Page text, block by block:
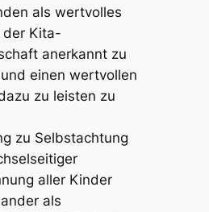
als wertvolles
der Kita-
anerkannt zu
einen wertvollen
zu leisten zu
zu Selbstachtung
aller Kinder
als